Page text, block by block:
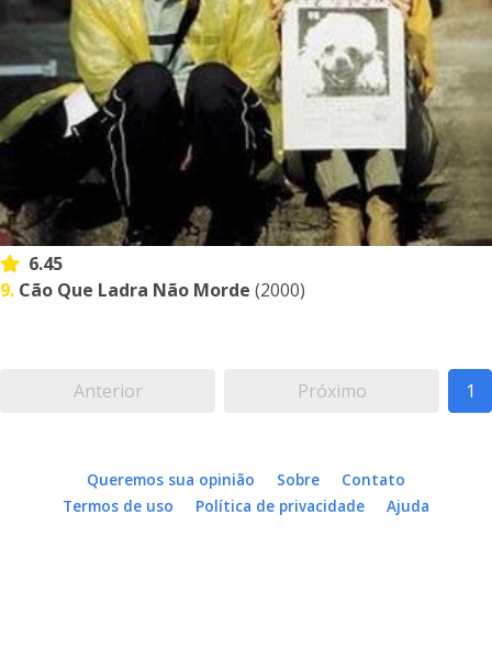
6.45
9. Cão Que Ladra Não Morde (2000)
Anterior Próximo 1
Queremos sua opinião Sobre
Contato
Termos de uso
Política de privacidade Ajuda